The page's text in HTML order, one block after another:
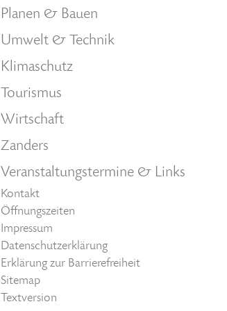
Planen & Bauen
Umwelt & Technik
Klimaschutz
Tourismus
Wirtschaft
Zanders
Veranstaltungstermine & Links
Kontakt
Öffnungszeiten
Impressum
Datenschutzerklärung
Erklärung zur Barrierefreiheit
Sitemap
Textversion